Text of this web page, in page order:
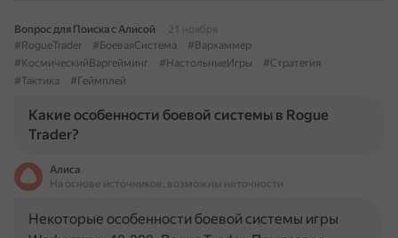
Вопрос для Поиска с Алисой
21 ноября
#RogueTrader
#БоеваяСистема
#Вархаммер
#КосмическийВаргейминг
#НастольныеИгры
#Стратегия
#Тактика
#Геймплей
Какие особенности боевой системы в Rogue
Trader?
Алиса
На основе источников, возможны неточности
Некоторые особенности боевой системы игры